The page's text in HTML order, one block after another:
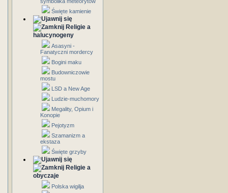
Święte kamienie
Religie a
halucynogeny
Asasyni -
Fanatyczni mordercy
Bogini maku
Budowniczowie
mostu
LSD a New Age
Ludzie-muchomory
Megality, Opium i
Konopie
Pejotyzm
Szamanizm a
ekstaza
Święte grzyby
Religie a
obyczaje
Polska wigilja